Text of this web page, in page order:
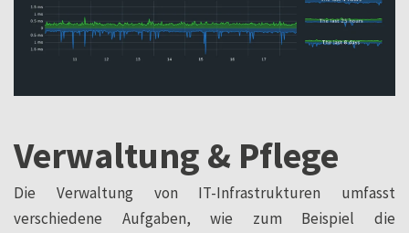
Verwaltung & Pflege
Die Verwaltung von IT-Infrastrukturen umfasst
verschiedene Aufgaben, wie zum Beispiel die